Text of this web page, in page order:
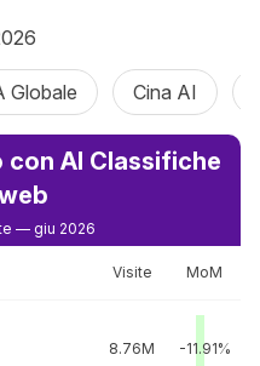
Globale Cina AI
con AI Classifiche
— giu 2026
Visite MoM
8.76M -11.91%